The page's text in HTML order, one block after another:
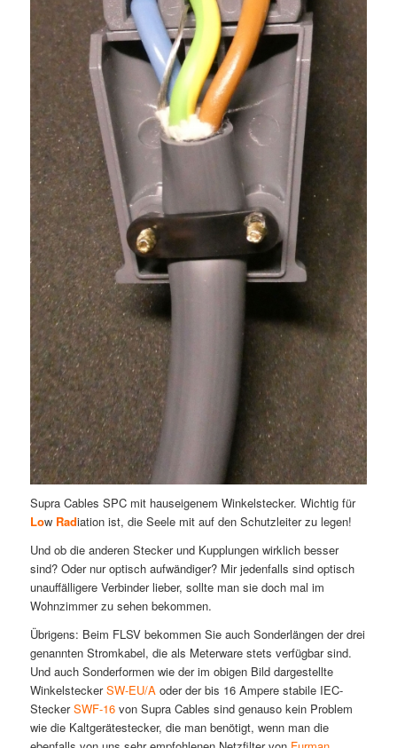
Supra Cables SPC mit hauseigenem Winkelstecker. Wichtig für
Low Radiation ist, die Seele mit auf den Schutzleiter zu legen!
Und ob die anderen Stecker und Kupplungen wirklich besser
sind? Oder nur optisch aufwändiger? Mir jedenfalls sind optisch
unauffälligere Verbinder lieber, sollte man sie doch mal im
Wohnzimmer zu sehen bekommen.
Übrigens: Beim FLSV bekommen Sie auch Sonderlängen der drei
genannten Stromkabel, die als Meterware stets verfügbar sind.
Und auch Sonderformen wie der im obigen Bild dargestellte
WinkelsteckerSW-EU/Aoder der bis 16 Ampere stabile IEC-
SteckerSWF-16von Supra Cables sind genauso kein Problem
wie die Kaltgerätestecker, die man benötigt, wenn man die